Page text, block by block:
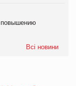
повышению
Всі новини